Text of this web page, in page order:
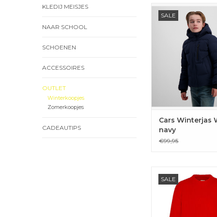
KLEDIJ MEISJES
NAAR SCHOOL
SCHOENEN
ACCESSOIRES
OUTLET
Winterkoopjes
Zomerkoopjes
CADEAUTIPS
SALE
Winterjas Wickam
Cars.
TOEVOEGEN
Cars Winterjas
navy
€99,95
SALE
TOEVOEGEN